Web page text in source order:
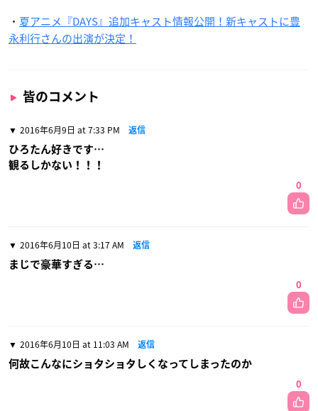
・ 夏アニメ『DAYS』追加キャスト情報公開！新キャストに豊
永利行さんの出演が決定！
皆のコメント
2016年6月9日 at 7:33 PM 返信
ひろたん好きです…
観るしかない！！！
0
2016年6月10日 at 3:17 AM 返信
まじで豪華すぎる…
0
2016年6月10日 at 11:03 AM 返信
何故こんなにショタショタしくなってしまったのか
0